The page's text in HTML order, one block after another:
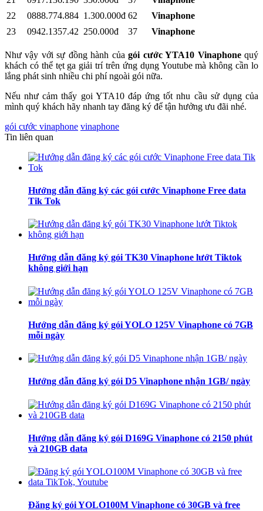
22
0888.774.884 1.300.000đ 62
Vinaphone
23
0942.1357.42 250.000đ 37 Vinaphone
Như vậy với sự đồng hành củagói cước YTA10 Vinaphonequý
khách có thể tẹt ga giải trí trên ứng dụng Youtube mà không cần lo
lắng phát sinh nhiều chi phí ngoài gói nữa.
Nếu như cảm thấy goi YTA10 đáp ứng tốt nhu cầu sử dụng của
mình quý khách hãy nhanh tay đăng ký để tận hưởng ưu đãi nhé.
gói cước vinaphone vinaphone
Tin liên quan
Hướng dẫn đăng ký các gói cước Vinaphone Free data
Tik Tok
Hướng dẫn đăng ký gói TK30 Vinaphone lướt Tiktok
không giới hạn
Hướng dẫn đăng ký gói YOLO 125V Vinaphone có 7GB
mỗi ngày
Hướng dẫn đăng ký gói D5 Vinaphone nhận 1GB/ ngày
Hướng dẫn đăng ký gói D169G Vinaphone có 2150 phút
và 210GB data
Đăng ký gói YOLO100M Vinaphone có 30GB và free